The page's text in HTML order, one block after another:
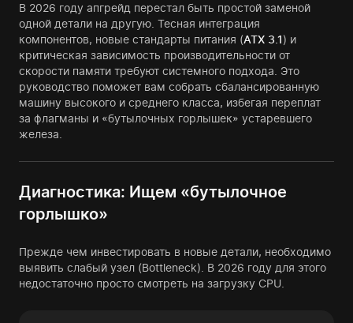
В 2026 году апгрейд перестал быть простой заменой
одной детали на другую. Тесная интеграция
компонентов, новые стандарты питания (ATX 3.1) и
критическая зависимость производительности от
скорости памяти требуют системного подхода. Это
руководство поможет вам собрать сбалансированную
машину высокого и среднего класса, избегая переплат
за флагманы и «бутылочных горлышек» устаревшего
железа.
Диагностика: Ищем «бутылочное
горлышко»
Прежде чем инвестировать в новые детали, необходимо
выявить слабый узел (Bottleneck). В 2026 году для этого
недостаточно просто смотреть на загрузку CPU.